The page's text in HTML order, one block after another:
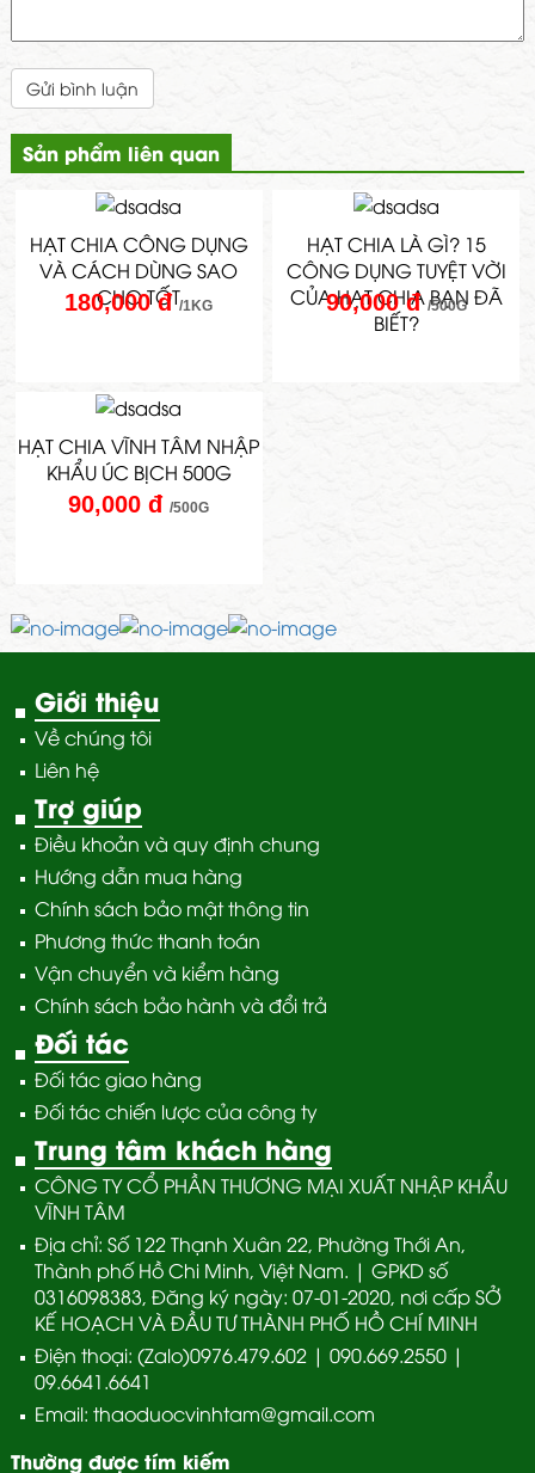
Gửi bình luận
Sản phẩm liên quan
HẠT CHIA CÔNG DỤNG
VÀ CÁCH DÙNG SAO
CHO TỐT
180,000 đ/1KG
HẠT CHIA LÀ GÌ? 15
CÔNG DỤNG TUYỆT VỜI
CỦA HẠT CHIA BẠN ĐÃ
BIẾT?
90,000 đ/500G
HẠT CHIA VĨNH TÂM NHẬP
KHẨU ÚC BỊCH 500G
90,000 đ/500G
Giới thiệu
Về chúng tôi
Liên hệ
Trợ giúp
Điều khoản và quy định chung
Hướng dẫn mua hàng
Chính sách bảo mật thông tin
Phương thức thanh toán
Vận chuyển và kiểm hàng
Chính sách bảo hành và đổi trả
Đối tác
Đối tác giao hàng
Đối tác chiến lược của công ty
Trung tâm khách hàng
CÔNG TY CỔ PHẦN THƯƠNG MẠI XUẤT NHẬP KHẨU
VĨNH TÂM
Địa chỉ: Số 122 Thạnh Xuân 22, Phường Thới An,
Thành phố Hồ Chi Minh, Việt Nam. | GPKD số
0316098383, Đăng ký ngày: 07-01-2020, nơi cấp SỞ
KẾ HOẠCH VÀ ĐẦU TƯ THÀNH PHỐ HỒ CHÍ MINH
Điện thoại: (Zalo)0976.479.602 | 090.669.2550 |
09.6641.6641
Email: thaoduocvinhtam@gmail.com
Thường được tím kiếm